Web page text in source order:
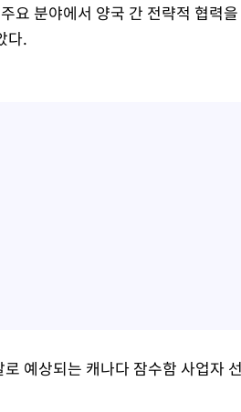
요 분야에서 양국 간 전략적 협력
다.
예상되는 캐나다 잠수함 사업자